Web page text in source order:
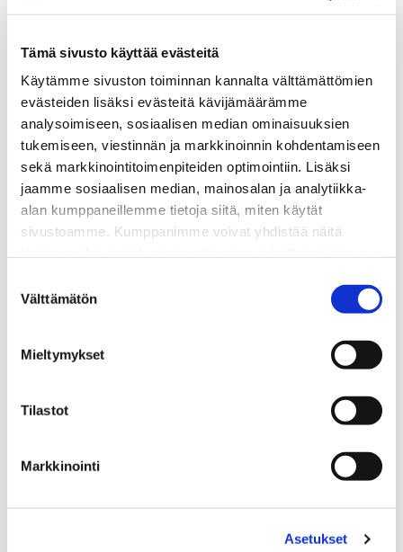
Tämä sivusto käyttää evästeitä
Käytämme sivuston toiminnan kannalta välttämättömien
evästeiden lisäksi evästeitä kävijämäärämme
analysoimiseen, sosiaalisen median ominaisuuksien
tukemiseen, viestinnän ja markkinoinnin kohdentamiseen
sekä markkinointitoimenpiteiden optimointiin. Lisäksi
jaamme sosiaalisen median, mainosalan ja analytiikka-
alan kumppaneillemme tietoja siitä, miten käytät
sivustoamme. Kumppanimme voivat yhdistää näitä
valinta
Välttämätön
Mieltymykset
Tilastot
Markkinointi
Asetukset